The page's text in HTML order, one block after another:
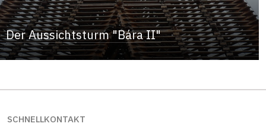
Der Aussichtsturm "Bára II"
SCHNELLKONTAKT